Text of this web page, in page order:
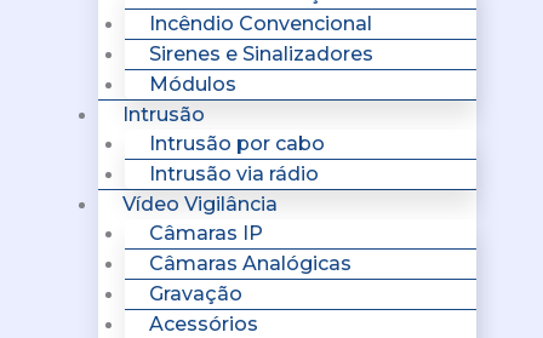
Incêndio Convencional
Sirenes e Sinalizadores
Módulos
Intrusão
Intrusão por cabo
Intrusão via rádio
Vídeo Vigilância
Câmaras IP
Câmaras Analógicas
Gravação
Acessórios